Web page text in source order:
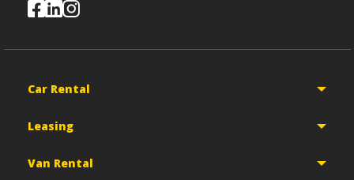
Car Rental
Leasing
Van Rental